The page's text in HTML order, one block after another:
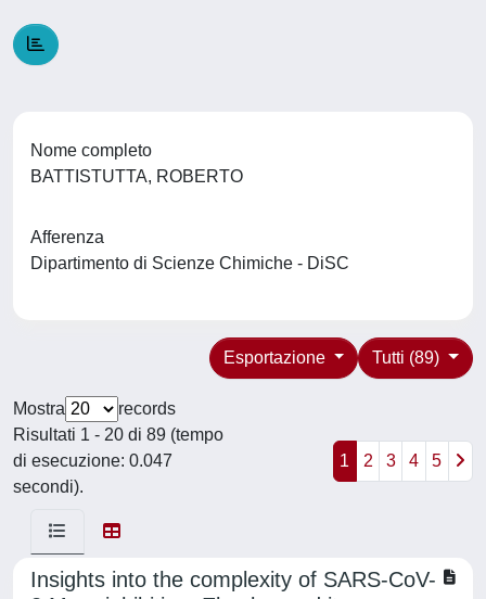
Nome completo
BATTISTUTTA, ROBERTO
Afferenza
Dipartimento di Scienze Chimiche - DiSC
Tutti (89)
Esportazione
Mostra
records
Risultati 1 - 20 di 89 (tempo
di esecuzione: 0.047
secondi).
1 2 3 4 5
Insights into the complexity of SARS-CoV-